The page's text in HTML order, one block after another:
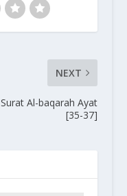
NEXT
Surat Al-baqarah Ayat
[35-37]